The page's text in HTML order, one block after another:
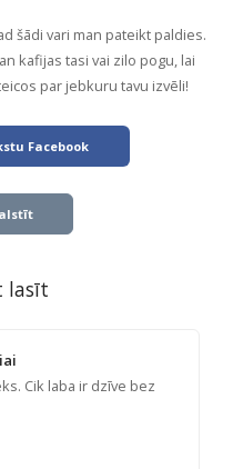
šādi vari man pateikt paldies.
kafijas tasi vai zilo pogu, lai
par jebkuru tavu izvēli!
Facebook
lasīt
Cik laba ir dzīve bez